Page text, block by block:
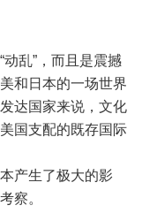
乱”，而且是震撼
和日本的一场世界
达国家来说，文化
国支配的既存国际
产生了极大的影
考察。